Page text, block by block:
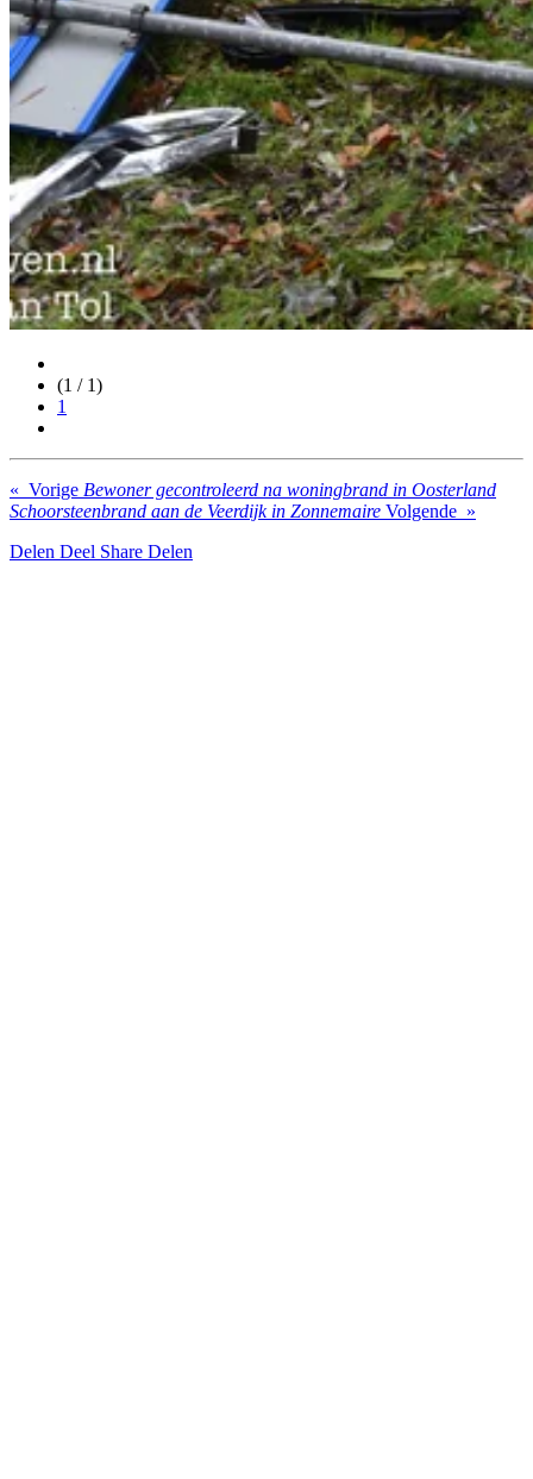
(1 / 1)
1
« Vorige Bewoner gecontroleerd na woningbrand in Oosterland
Schoorsteenbrand aan de Veerdijk in Zonnemaire Volgende »
Delen Deel Share Delen